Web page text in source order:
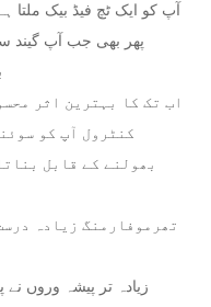
آپ کو ایک ٹچ فیڈ بیک ملتا
پھر بھی جب آپ گیند
اب تک کا بہترین اثر
کنٹرول آپ کو
بھولنے کے قابل
تھرموفارمنگ زیادہ
زیادہ تر پیشہ وروں نے